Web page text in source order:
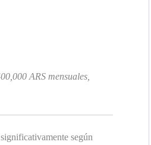
ARS mensuales,
según